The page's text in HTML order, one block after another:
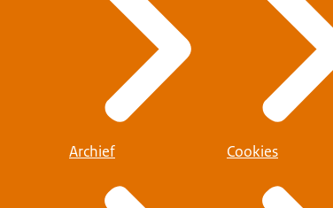
Archief Cookies